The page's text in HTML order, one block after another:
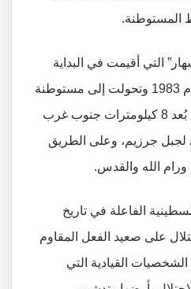
المستوطنة.
التي أقيمت في البداية
كنقطة عسكرية (ناحال) عام 1983 وتحولت إلى مستوطنة
دائمة عام 1984، وتقع على بُعد 8 كيلومترات جنوب غرب
لجبل جرزيم، وعلى الطريق
ورام الله والقدس.
الفاعلة في تاريخ
على صعيد الفعل المقاوم
القيادية التي